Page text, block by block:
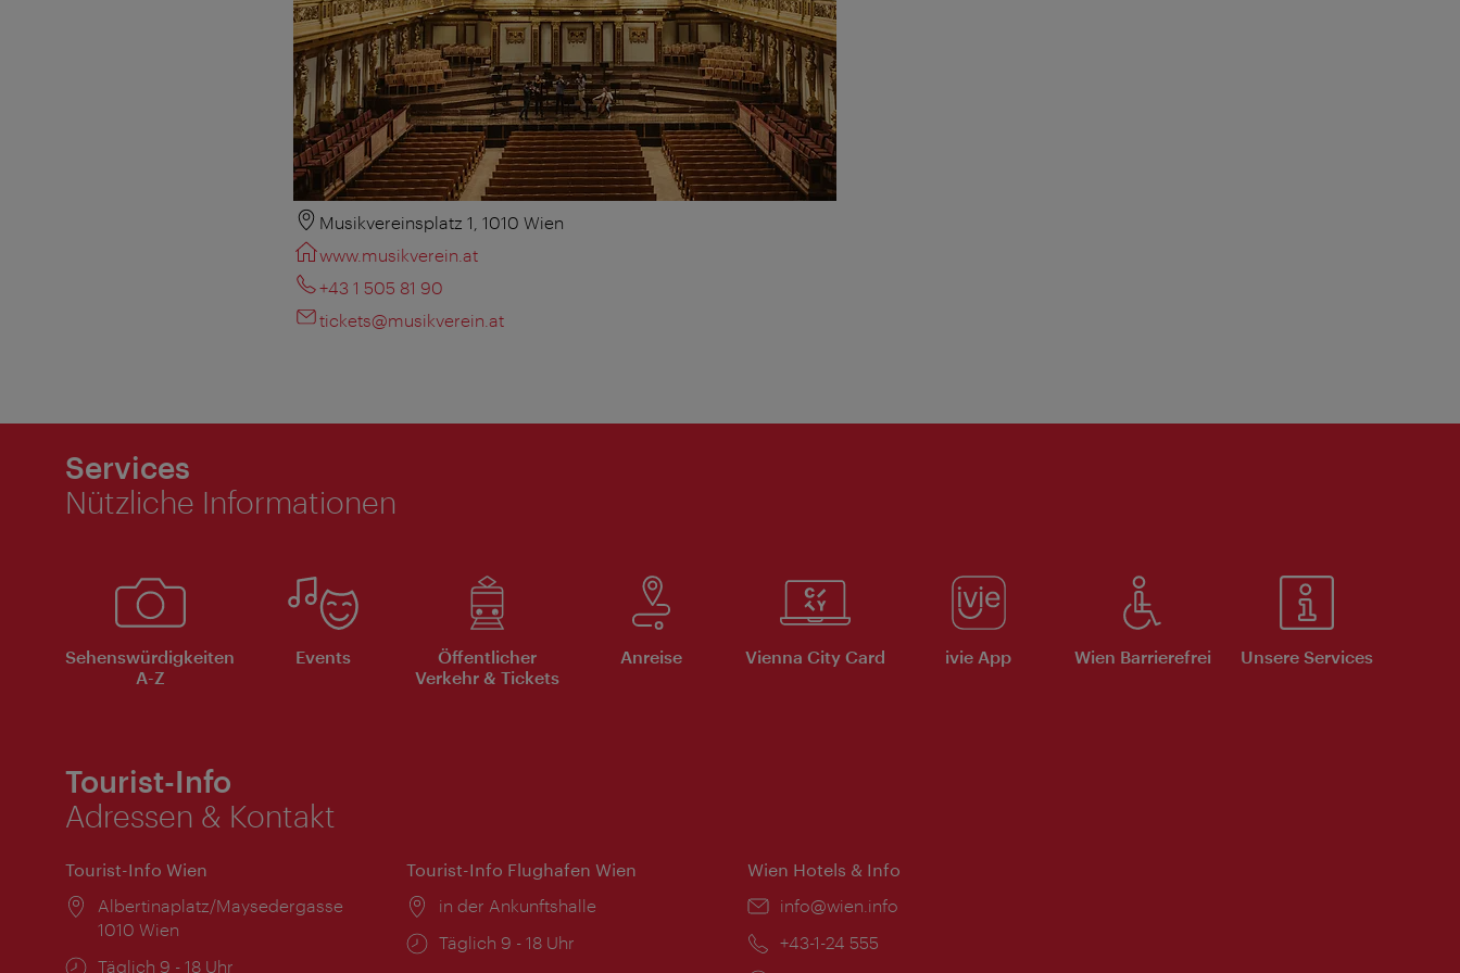
Musikvereinsplatz 1, 1010 Wien
www.musikverein.at
+43 1 505 81 90
tickets@musikverein.at
Services
Nützliche Informationen
Sehenswürdigkeiten
A-Z
Events
Öffentlicher
Verkehr & Tickets
Anreise Vienna City Card ivie App Wien Barrierefrei Unsere Services
Tourist-Info
Adressen & Kontakt
Tourist-Info Wien
Ort:
Albertinaplatz/Maysedergasse
1010 Wien
Öffnungszeiten:
Täglich 9 - 18 Uhr
Tourist-Info Flughafen Wien
Ort:
in der Ankunftshalle
Öffnungszeiten:
Täglich 9 - 18 Uhr
Wien Hotels & Info
Email:
info@wien.info
Telefon:
+43-1-24 555